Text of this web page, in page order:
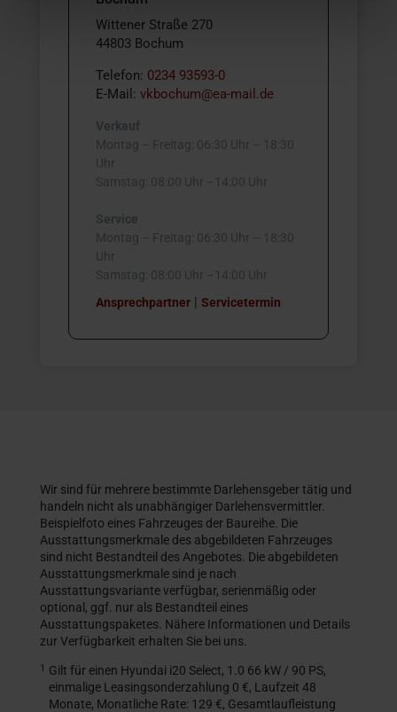
Wittener Straße 270
44803 Bochum
Telefon: 0234 93593-0
E-Mail: vkbochum@ea-mail.de
Verkauf
Montag – Freitag: 06:30 Uhr – 18:30
Uhr
Samstag: 08:00 Uhr –14:00 Uhr
Service
Montag – Freitag: 06:30 Uhr – 18:30
Uhr
Samstag: 08:00 Uhr –14:00 Uhr
Ansprechpartner| Servicetermin
Wir sind für mehrere bestimmte Darlehensgeber tätig und
handeln nicht als unabhängiger Darlehensvermittler.
Beispielfoto eines Fahrzeuges der Baureihe. Die
Ausstattungsmerkmale des abgebildeten Fahrzeuges
sind nicht Bestandteil des Angebotes. Die abgebildeten
Ausstattungsmerkmale sind je nach
Ausstattungsvariante verfügbar, serienmäßig oder
optional, ggf. nur als Bestandteil eines
Ausstattungspaketes. Nähere Informationen und Details
zur Verfügbarkeit erhalten Sie bei uns.
1 Gilt für einen Hyundai i20 Select, 1.0 66 kW / 90 PS,
einmalige Leasingsonderzahlung 0 €, Laufzeit 48
Monate, Monatliche Rate: 129 €, Gesamtlaufleistung